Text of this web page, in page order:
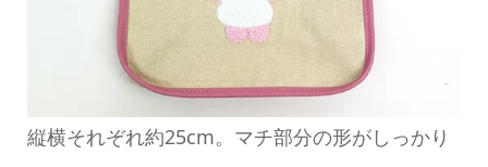
縦横それぞれ約25cm。マチ部分の形がしっかり